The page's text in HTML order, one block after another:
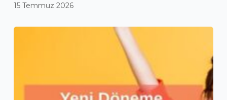
15 Temmuz 2026